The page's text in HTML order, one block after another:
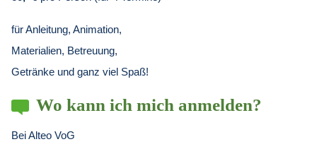
für Anleitung, Animation,
Materialien, Betreuung,
Getränke und ganz viel Spaß!
Wo kann ich mich anmelden?
Bei Alteo VoG